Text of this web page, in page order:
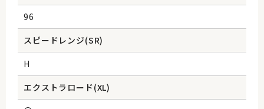
96
スピードレンジ(SR)
H
エクストラロード(XL)